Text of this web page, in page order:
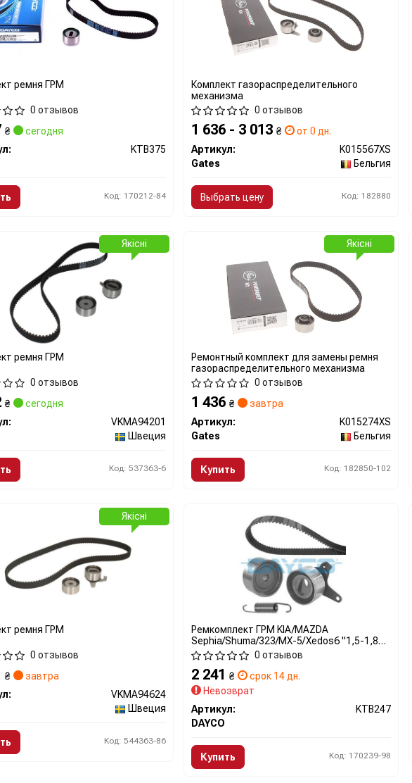
ремня ГРМ
0 отзывов
₴
сегодня
KTB375
Код: 170212-84
Комплект газораспределительного
механизма
0 отзывов
1 636 - 3 013₴
от 0 дн.
Артикул:
K015567XS
Gates
Бельгия
Выбрать цену Код: 182880
ремня ГРМ
0 отзывов
₴
сегодня
VKMA94201
Швеция
Код: 537363-6
Якісні
Ремонтный комплект для замены ремня
газораспределительного механизма
0 отзывов
1 436₴
завтра
Артикул:
K015274XS
Gates
Бельгия
Купить Код: 182850-102
Якісні
ремня ГРМ
0 отзывов
₴
завтра
VKMA94624
Швеция
Код: 544363-86
Якісні
Ремкомплект ГРМ KIA/MAZDA
Sephia/Shuma/323/MX-5/Xedos6 "1,5-1,8
"90-05
0 отзывов
2 241₴
срок 14 дн.
Невозврат
Артикул:
KTB247
DAYCO
Купить Код: 170239-98